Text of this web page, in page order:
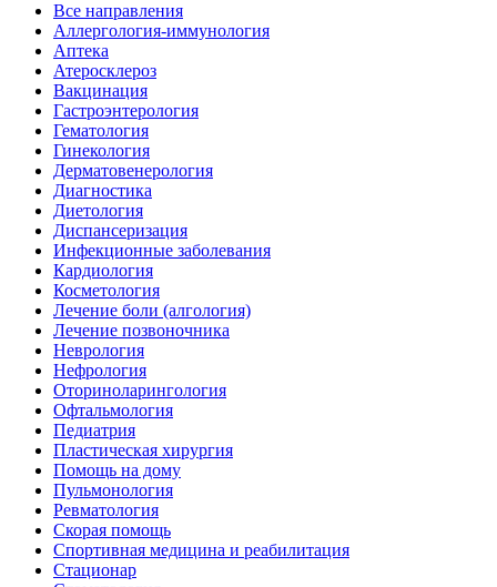
Все направления
Аллергология-иммунология
Аптека
Атеросклероз
Вакцинация
Гастроэнтерология
Гематология
Гинекология
Дерматовенерология
Диагностика
Диетология
Диспансеризация
Инфекционные заболевания
Кардиология
Косметология
Лечение боли (алгология)
Лечение позвоночника
Неврология
Нефрология
Оториноларингология
Офтальмология
Педиатрия
Пластическая хирургия
Помощь на дому
Пульмонология
Ревматология
Скорая помощь
Спортивная медицина и реабилитация
Стационар